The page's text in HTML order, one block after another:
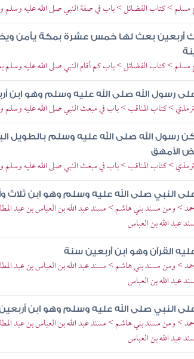
> كتاب الفضائل > باب في صفة النبي صلى الله عليه وسلم
أربعين بعث لها خمس عشرة بمكة يأمن
> كتاب الفضائل > باب كم أقام النبي صلى الله عليه وسلم
على رسول الله صلى الله عليه وسلم وهو ابن
> كتاب المناقب > باب في مبعث النبي صلى الله عليه
رسول الله صلى الله عليه وسلم بالطويل
الأمهق
> كتاب المناقب > باب في مبعث النبي صلى الله عليه
على النبي صلى الله عليه وسلم وهو ابن ثلاث
> ومن مسند بني هاشم > مسند عبد الله بن العباس بن عبد
عبد الله بن العباس
القرآن وهو ابن أربعين سنة
> ومن مسند بني هاشم > مسند عبد الله بن العباس بن عبد
عبد الله بن العباس
على النبي صلى الله عليه وسلم وهو ابن
> ومن مسند بني هاشم > مسند عبد الله بن العباس بن عبد
عبد الله بن العباس